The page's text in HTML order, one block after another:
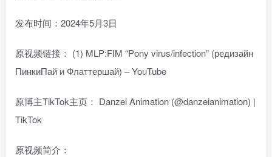
发布时间：2024年5月3日
原视频链接： (1) MLP:FIM “Pony virus/infection” (редизайн
ПинкиПай и Флаттершай) – YouTube
原博主TikTok主页： Danzei Animation (@danzeianimation) |
TikTok
原视频简介：